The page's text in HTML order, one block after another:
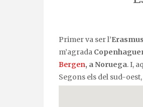
Primer va ser l’
m’agrada
Bergen, a Noruega. I,
Segons els del sud-